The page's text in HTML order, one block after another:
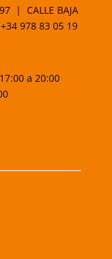
| CALLE BAJA
+34 978 83 05 19
a 20:00